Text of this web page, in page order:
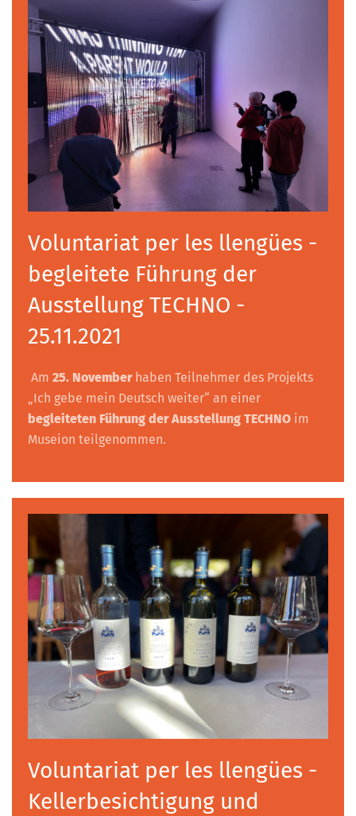
Voluntariat per les llengües -
begleitete Führung der
Ausstellung TECHNO -
25.11.2021
Am 25. Novemberhaben Teilnehmer des Projekts
„Ich gebe mein Deutsch weiter“ an einer
begleiteten Führung der Ausstellung TECHNO im
Museion teilgenommen.
Voluntariat per les llengües -
Kellerbesichtigung und